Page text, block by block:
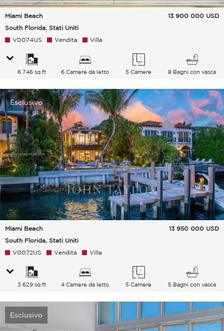
Miami Beach
South Florida, Stati Uniti
13 900 000 USD
V0074US Vendita Villa
6 746 sq ft 6 Camere da letto 5 Camere 8 Bagni con vasca
Esclusivo
Miami Beach
South Florida, Stati Uniti
13 950 000 USD
V0072US Vendita Villa
3 629 sq ft 4 Camere da letto 5 Camere 5 Bagni con vasca
Esclusivo